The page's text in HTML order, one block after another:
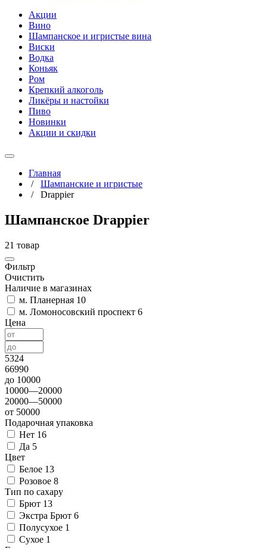
Акции
Вино
Шампанское и игристые вина
Виски
Водка
Коньяк
Ром
Крепкий алкоголь
Ликёры и настойки
Пиво
Новинки
Акции и скидки
Главная
/ Шампанские и игристые
/ Drappier
Шампанское Drappier
21 товар
Фильтр
Очистить
Наличие в магазинах
м. Планерная 10
м. Ломоносовский проспект 6
Цена
5324
66990
до 10000
10000—20000
20000—50000
от 50000
Подарочная упаковка
Нет 16
Да 5
Цвет
Белое 13
Розовое 8
Тип по сахару
Брют 13
Экстра Брют 6
Полусухое 1
Сухое 1